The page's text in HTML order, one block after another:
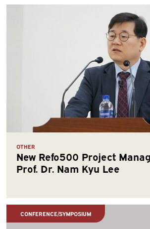
OTHER
New Refo500 Project
Prof. Dr. Nam Kyu Lee
CONFERENCE/SYMPOSIUM